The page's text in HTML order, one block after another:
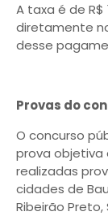
A taxa é de
diretamente
desse
Provas do
O concurso
prova objetiva
realizadas
cidades de
Ribeirão Preto,